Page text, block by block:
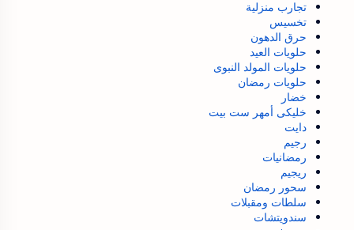
تجارب منزلية
تخسيس
حرق الدهون
حلويات العيد
حلويات المولد النبوى
حلويات رمضان
خضار
خليكى أمهر ست بيت
دايت
رجيم
رمضانيات
ريجيم
سحور رمضان
سلطات ومقبلات
سندويتشات